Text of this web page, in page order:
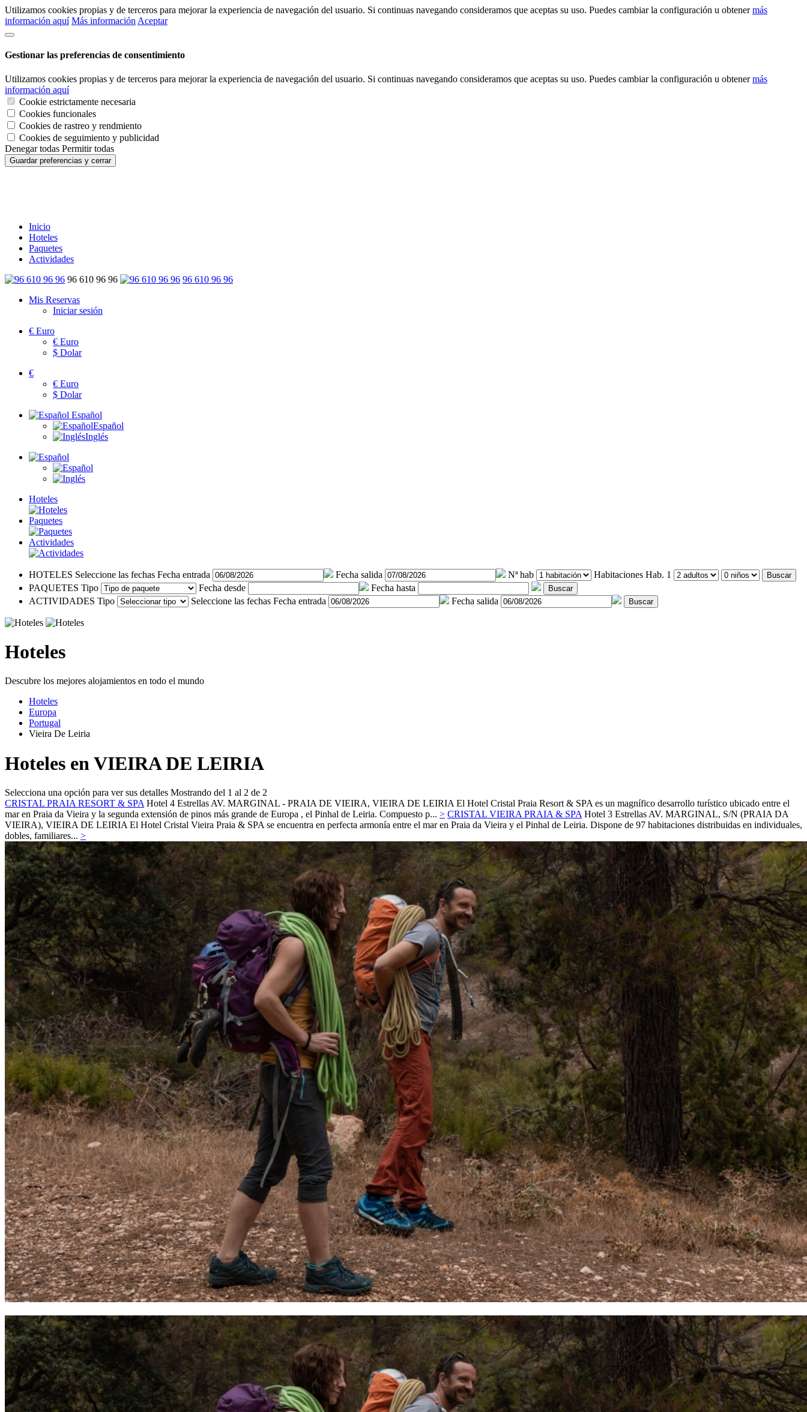
Utilizamos cookies propias y de terceros para mejorar la experiencia de navegación del usuario. Si continuas navegando consideramos que aceptas su uso. Puedes cambiar la configuración u obtenermás
información aquí Más información Aceptar
Gestionar las preferencias de consentimiento
Utilizamos cookies propias y de terceros para mejorar la experiencia de navegación del usuario. Si continuas navegando consideramos que aceptas su uso. Puedes cambiar la configuración u obtenermás
información aquí
Cookie estrictamente necesaria
Cookies funcionales
Cookies de rastreo y rendmiento
Cookies de seguimiento y publicidad
Denegar todas Permitir todas
Guardar preferencias y cerrar
Inicio
Hoteles
Paquetes
Actividades
96 610 96 96
96 610 96 96
Mis Reservas
Iniciar sesión
€ Euro
€ Euro
$ Dolar
€
€ Euro
$ Dolar
Español
Español
Inglés
Hoteles
Paquetes
Actividades
HOTELES Seleccione las fechas Fecha entrada Fecha salida Nª hab Habitaciones Hab. 1 Buscar
PAQUETES Tipo Fecha desde Fecha hasta Buscar
ACTIVIDADES Tipo Seleccione las fechas Fecha entrada Fecha salida Buscar
Hoteles
Descubre los mejores alojamientos en todo el mundo
Hoteles
Europa
Portugal
Vieira De Leiria
Hoteles en VIEIRA DE LEIRIA
Selecciona una opción para ver sus detalles Mostrando del 1 al 2 de 2
CRISTAL PRAIA RESORT & SPA Hotel 4 Estrellas AV. MARGINAL - PRAIA DE VIEIRA, VIEIRA DE LEIRIA El Hotel Cristal Praia Resort & SPA es un magnífico desarrollo turístico ubicado entre el
mar en Praia da Vieira y la segunda extensión de pinos más grande de Europa , el Pinhal de Leiria. Compuesto p... > CRISTAL VIEIRA PRAIA & SPA Hotel 3 Estrellas AV. MARGINAL, S/N (PRAIA DA
VIEIRA), VIEIRA DE LEIRIA El Hotel Cristal Vieira Praia & SPA se encuentra en perfecta armonía entre el mar en Praia da Vieira y el Pinhal de Leiria. Dispone de 97 habitaciones distribuidas en individuales,
dobles, familiares... >